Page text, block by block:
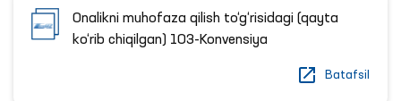
Onalikni muhofaza qilish to‘g‘risidagi (qayta
ko‘rib chiqilgan) 103-Konvensiya
Batafsil